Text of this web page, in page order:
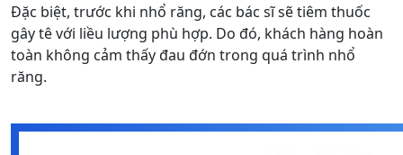
Đặc biệt, trước khi nhổ răng, các bác sĩ sẽ tiêm thuốc
gây tê với liều lượng phù hợp. Do đó, khách hàng hoàn
toàn không cảm thấy đau đớn trong quá trình nhổ
răng.